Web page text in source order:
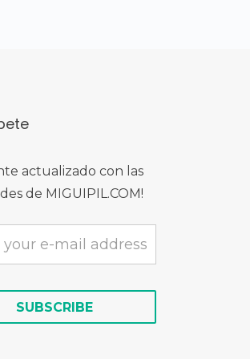
actualizado con las
de MIGUIPIL.COM!